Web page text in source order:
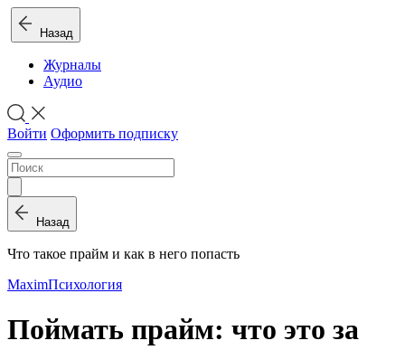
Назад
Журналы
Аудио
Войти Оформить подписку
Назад
Что такое прайм и как в него попасть
MaximПсихология
Поймать прайм: что это за